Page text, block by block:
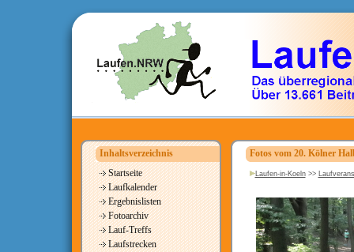
Inhaltsverzeichnis
Startseite
Laufkalender
Ergebnislisten
Fotoarchiv
Lauf-Treffs
Laufstrecken
Fotos vom 20. Kölner
Laufen-in-Koeln>>